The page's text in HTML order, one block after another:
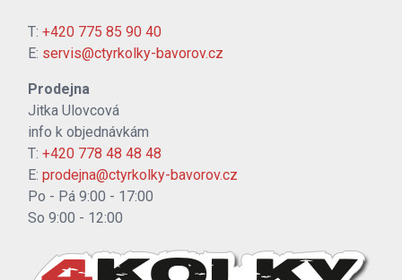
T: +420 775 85 90 40
E: servis@ctyrkolky-bavorov.cz
Prodejna
Jitka Ulovcová
info k objednávkám
T: +420 778 48 48 48
E: prodejna@ctyrkolky-bavorov.cz
Po - Pá 9:00 - 17:00
So 9:00 - 12:00